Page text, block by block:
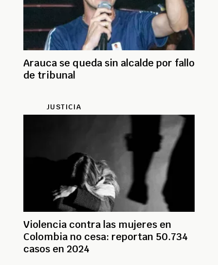
Arauca se queda sin alcalde por fallo
de tribunal
JUSTICIA
Violencia contra las mujeres en
Colombia no cesa: reportan 50.734
casos en 2024